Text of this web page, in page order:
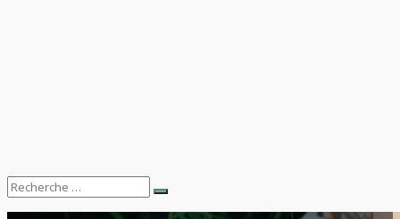
Search
for:
Recherche